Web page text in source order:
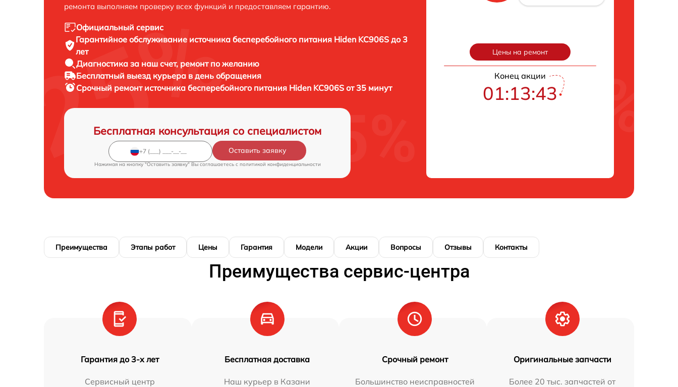
ремонта выполняем проверку всех функций и предоставляем гарантию.
Официальный сервис
Гарантийное обслуживание источника бесперебойного питания Hiden KC906S до 3
лет
Диагностика за наш счет, ремонт по желанию
Бесплатный выезд курьера в день обращения
Срочный ремонт источника бесперебойного питания Hiden KC906S от 35 минут
Бесплатная консультация со специалистом
Оставить заявку
Нажимая на кнопку "Оставить заявку" Вы соглашаетесь c политикой конфиденциальности
Цены на ремонт
Конец акции
01:13:43
Преимущества Этапы работ Цены Гарантия Модели Акции Вопросы Отзывы Контакты
Преимущества сервис-центра
Гарантия до 3-х лет
Сервисный центр
Бесплатная доставка
Наш курьер в Казани
Срочный ремонт
Большинство неисправностей
Оригинальные запчасти
Более 20 тыс. запчастей от